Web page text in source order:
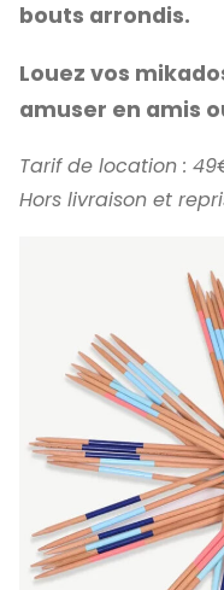
bouts arrondis.
Louez vos
amuser en amis
Tarif de location :
Hors livraison et